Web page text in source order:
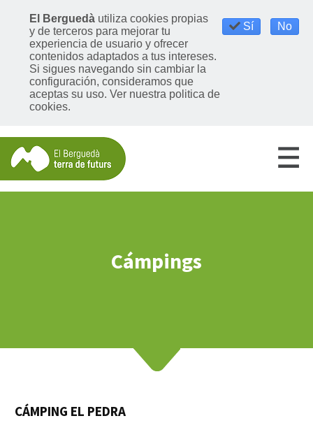
Sí No
El Berguedà utiliza cookies propias
y de terceros para mejorar tu
experiencia de usuario y ofrecer
contenidos adaptados a tus intereses.
Si sigues navegando sin cambiar la
configuración, consideramos que
aceptas su uso. Ver nuestra politica de
cookies.
Cámpings
CÁMPING EL PEDRA